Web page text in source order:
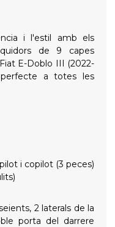
i l'estil amb els
de 9 capes
E-Doblo III (2022-
a totes les
i copilot (3 peces)
2 laterals de la
porta del darrere